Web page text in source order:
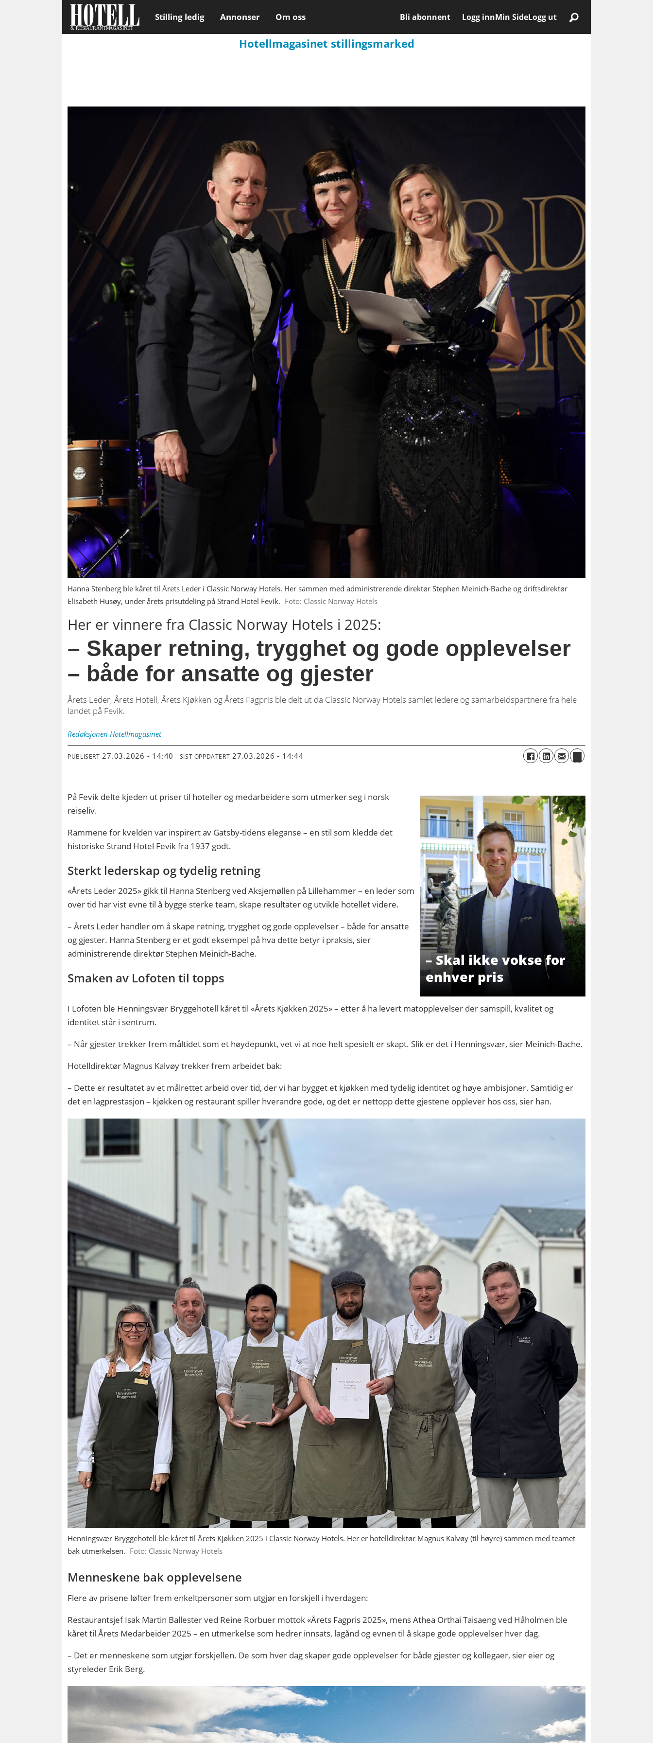
Stilling ledig Annonser Om oss Bli abonnent Logg innMin SideLogg ut
Hotellmagasinet stillingsmarked
Hanna Stenberg ble kåret til Årets Leder i Classic Norway Hotels. Her sammen med administrerende direktør Stephen Meinich-Bache og driftsdirektør
Elisabeth Husøy, under årets prisutdeling på Strand Hotel Fevik. Foto: Classic Norway Hotels
Her er vinnere fra Classic Norway Hotels i 2025:
– Skaper retning, trygghet og gode opplevelser
– både for ansatte og gjester
Årets Leder, Årets Hotell, Årets Kjøkken og Årets Fagpris ble delt ut da Classic Norway Hotels samlet ledere og samarbeidspartnere fra hele
landet på Fevik.
Redaksjonen Hotellmagasinet
PUBLISERT 27.03.2026 - 14:40 SIST OPPDATERT 27.03.2026 - 14:44
– Skal ikke vokse for
enhver pris
På Fevik delte kjeden ut priser til hoteller og medarbeidere som utmerker seg i norsk
reiseliv.
Rammene for kvelden var inspirert av Gatsby-tidens eleganse – en stil som kledde det
historiske Strand Hotel Fevik fra 1937 godt.
Sterkt lederskap og tydelig retning
«Årets Leder 2025» gikk til Hanna Stenberg ved Aksjemøllen på Lillehammer – en leder som
over tid har vist evne til å bygge sterke team, skape resultater og utvikle hotellet videre.
– Årets Leder handler om å skape retning, trygghet og gode opplevelser – både for ansatte
og gjester. Hanna Stenberg er et godt eksempel på hva dette betyr i praksis, sier
administrerende direktør Stephen Meinich-Bache.
Smaken av Lofoten til topps
I Lofoten ble Henningsvær Bryggehotell kåret til «Årets Kjøkken 2025» – etter å ha levert matopplevelser der samspill, kvalitet og
identitet står i sentrum.
– Når gjester trekker frem måltidet som et høydepunkt, vet vi at noe helt spesielt er skapt. Slik er det i Henningsvær, sier Meinich-Bache.
Hotelldirektør Magnus Kalvøy trekker frem arbeidet bak:
– Dette er resultatet av et målrettet arbeid over tid, der vi har bygget et kjøkken med tydelig identitet og høye ambisjoner. Samtidig er
det en lagprestasjon – kjøkken og restaurant spiller hverandre gode, og det er nettopp dette gjestene opplever hos oss, sier han.
Henningsvær Bryggehotell ble kåret til Årets Kjøkken 2025 i Classic Norway Hotels. Her er hotelldirektør Magnus Kalvøy (til høyre) sammen med teamet
bak utmerkelsen. Foto: Classic Norway Hotels
Menneskene bak opplevelsene
Flere av prisene løfter frem enkeltpersoner som utgjør en forskjell i hverdagen:
Restaurantsjef Isak Martin Ballester ved Reine Rorbuer mottok «Årets Fagpris 2025», mens Athea Orthai Taisaeng ved Håholmen ble
kåret til Årets Medarbeider 2025 – en utmerkelse som hedrer innsats, lagånd og evnen til å skape gode opplevelser hver dag.
– Det er menneskene som utgjør forskjellen. De som hver dag skaper gode opplevelser for både gjester og kollegaer, sier eier og
styreleder Erik Berg.